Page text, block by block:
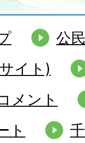
公
イト)
メント
ト